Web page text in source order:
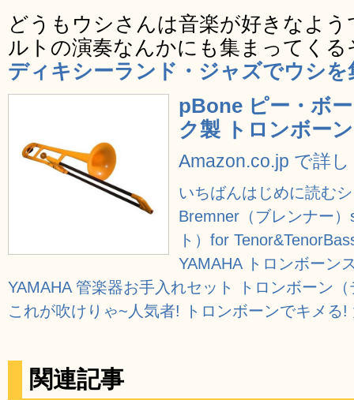
どうもウシさんは音楽が好きなよ
ルトの演奏なんかにも集まってくる
ディキシーランド・ジャズでウシ
pBone ピー・ボ
ク製 トロンボーン
Amazon.co.jp で詳
いちばんはじめに読む
Bremner（ブレンナー
ト）for
YAMAHA トロンボーン
YAMAHA 管楽器お手入れセット トロンボーン
これが吹けりゃ~人気者! トロンボーンでキメる
関連記事